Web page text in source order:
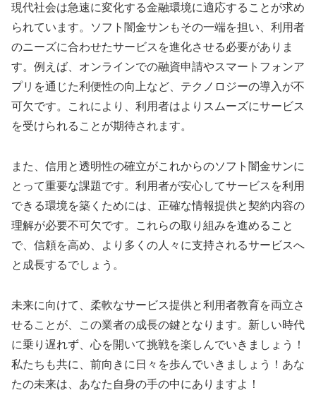
現代社会は急速に変化する金融環境に適応することが求め
られています。ソフト闇金サンもその一端を担い、利用者
のニーズに合わせたサービスを進化させる必要がありま
す。例えば、オンラインでの融資申請やスマートフォンア
プリを通じた利便性の向上など、テクノロジーの導入が不
可欠です。これにより、利用者はよりスムーズにサービス
を受けられることが期待されます。
また、信用と透明性の確立がこれからのソフト闇金サンに
とって重要な課題です。利用者が安心してサービスを利用
できる環境を築くためには、正確な情報提供と契約内容の
理解が必要不可欠です。これらの取り組みを進めること
で、信頼を高め、より多くの人々に支持されるサービスへ
と成長するでしょう。
未来に向けて、柔軟なサービス提供と利用者教育を両立さ
せることが、この業者の成長の鍵となります。新しい時代
に乗り遅れず、心を開いて挑戦を楽しんでいきましょう！
私たちも共に、前向きに日々を歩んでいきましょう！あな
たの未来は、あなた自身の手の中にありますよ！